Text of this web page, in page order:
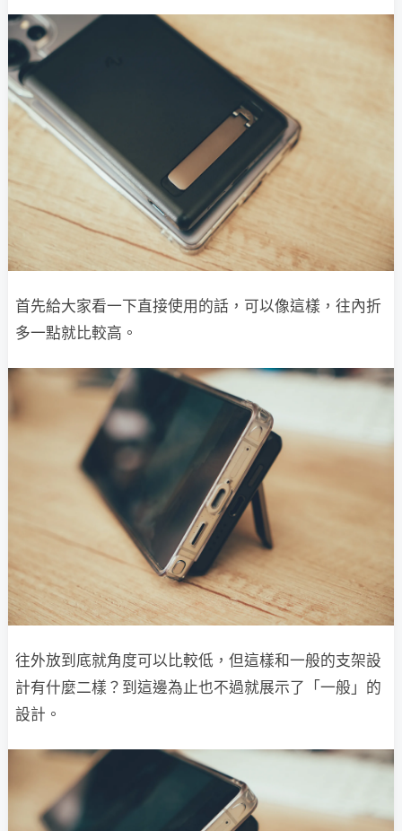
首先給大家看一下直接使用的話，可以像這樣，往內折
多一點就比較高。
往外放到底就角度可以比較低，但這樣和一般的支架設
計有什麼二樣？到這邊為止也不過就展示了「一般」的
設計。